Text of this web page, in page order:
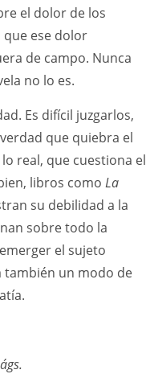
el dolor de los
ese dolor
de campo. Nunca
no lo es.
Es difícil juzgarlos,
que quiebra el
real, que cuestiona el
libros como La
su debilidad a la
sobre todo la
el sujeto
también un modo de